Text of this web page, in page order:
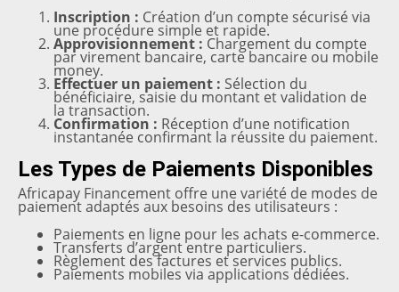
Inscription : Création d’un compte sécurisé via
une procédure simple et rapide.
Approvisionnement : Chargement du compte
par virement bancaire, carte bancaire ou mobile
money.
Effectuer un paiement : Sélection du
bénéficiaire, saisie du montant et validation de
la transaction.
Confirmation : Réception d’une notification
instantanée confirmant la réussite du paiement.
Les Types de Paiements Disponibles
Africapay Financement offre une variété de modes de
paiement adaptés aux besoins des utilisateurs :
Paiements en ligne pour les achats e-commerce.
Transferts d’argent entre particuliers.
Règlement des factures et services publics.
Paiements mobiles via applications dédiées.